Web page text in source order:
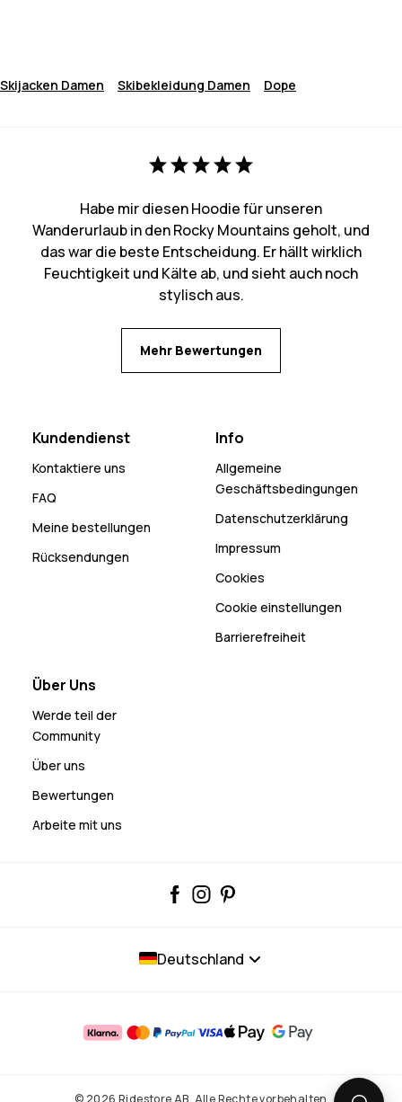
Skijacken Damen Skibekleidung Damen Dope
Habe mir diesen Hoodie für unseren
Wanderurlaub in den Rocky Mountains geholt, und
das war die beste Entscheidung. Er hällt wirklich
Feuchtigkeit und Kälte ab, und sieht auch noch
stylisch aus.
Mehr Bewertungen
Kundendienst
Kontaktiere uns
FAQ
Meine bestellungen
Rücksendungen
Info
Allgemeine
Geschäftsbedingungen
Datenschutzerklärung
Impressum
Cookies
Cookie einstellungen
Barrierefreiheit
Über Uns
Werde teil der
Community
Über uns
Bewertungen
Arbeite mit uns
Deutschland